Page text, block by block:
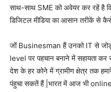
साथ-साथ SME को अवेयर कर रहें है कि
डिजिटल मीडिया का आसान तरीकें से
जों Businesman हैं उनको IT से
level पर पहचान बनाने में सहायता
देश के हर कोने में ग्रामीण क्षेत्र तक
पंहुचा सकतें हैं |भारत में आज भी